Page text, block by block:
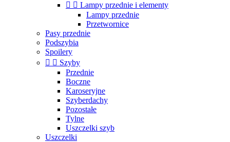
  Lampy przednie i elementy
Lampy przednie
Przetwornice
Pasy przednie
Podszybia
Spoilery
  Szyby
Przednie
Boczne
Karoseryjne
Szyberdachy
Pozostałe
Tylne
Uszczelki szyb
Uszczelki